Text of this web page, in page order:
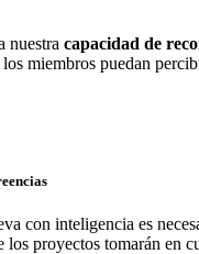
nuestra capacidad de
miembros puedan
con inteligencia es
proyectos tomarán en